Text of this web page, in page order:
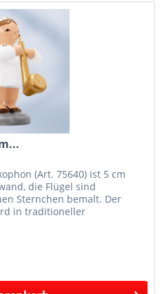
(Art. 75640) ist 5 cm
die Flügel sind
Sternchen bemalt. Der
in traditioneller